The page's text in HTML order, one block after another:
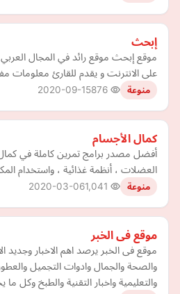
إبحث
موقع إبحث موقع رائد في المجال
على الانترنت و يقدم للقارئ معلومات
منوعة 2020-09-15
كمال الأجسام
أفضل مصدر برامج تمرين كاملة في كمال
العضلات ، أنظمة غذائية ، واستخدام
منوعة 2020-03-06
موقع فى الخبر
موقع فى الخبر يرصد اهم الاخبار وجديد
والصحة والجمال وادوات التجميل
والتعليمية واخبار التقنية والطبخ وكل